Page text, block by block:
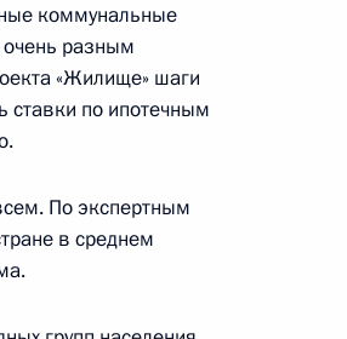
коммунальные
очень разным
«Жилище» шаги
ставки по ипотечным
По экспертным
в среднем